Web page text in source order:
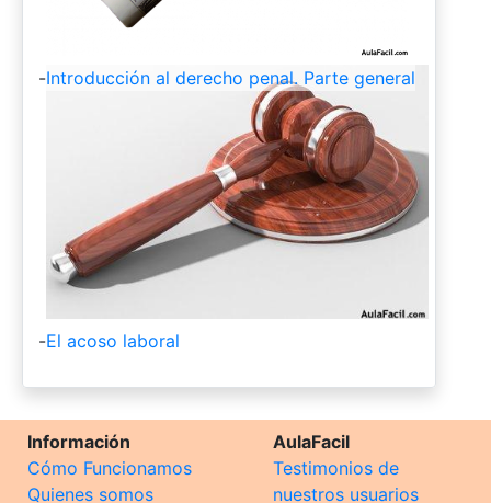
-Introducción al derecho penal. Parte general
-El acoso laboral
Información
Cómo Funcionamos
Quienes somos
AulaFacil
Testimonios de
nuestros usuarios